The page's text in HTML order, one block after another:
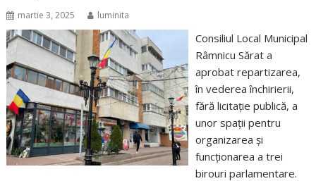
martie 3, 2025 luminita
Consiliul Local Municipal
Râmnicu Sărat a
aprobat repartizarea,
în vederea închirierii,
fără licitație publică, a
unor spații pentru
organizarea și
funcționarea a trei
birouri parlamentare.